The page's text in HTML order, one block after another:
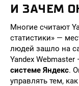
И ЗАЧЕМ
Многие считают
статистики» —
людей зашло на
Yandex Webmaster
системе Яндекс.
управлять тем,